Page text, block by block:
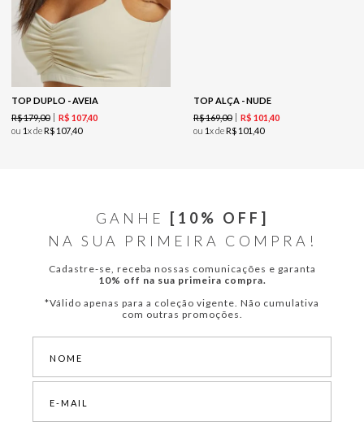
TOP DUPLO - AVEIA
R$179,00 R$ 107,40
ou 1x deR$ 10740
TOP ALÇA - NUDE
R$169,00 R$ 101 40
ou 1x deR$ 101 40
GANHE
[10% OFF]
NA SUA PRIMEIRA COMPRA!
Cadastre-se, receba nossas comunicações e garanta
10% off na sua primeira compra.
*Válido apenas para a coleção vigente. Não cumulativa
com outras promoções.